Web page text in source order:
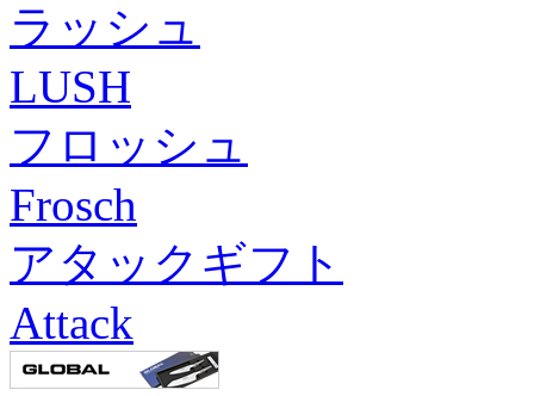
ラッシュ
LUSH
フロッシュ
Frosch
アタックギフト
Attack